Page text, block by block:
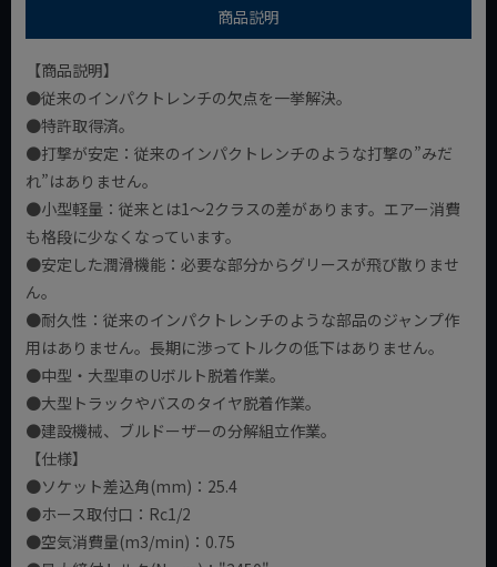
商品説明
【商品説明】
●従来のインパクトレンチの欠点を一挙解決。
●特許取得済。
●打撃が安定：従来のインパクトレンチのような打撃の”みだ
れ”はありません。
●小型軽量：従来とは1～2クラスの差があります。エアー消費
も格段に少なくなっています。
●安定した潤滑機能：必要な部分からグリースが飛び散りませ
ん。
●耐久性：従来のインパクトレンチのような部品のジャンプ作
用はありません。長期に渉ってトルクの低下はありません。
●中型・大型車のUボルト脱着作業。
●大型トラックやバスのタイヤ脱着作業。
●建設機械、ブルドーザーの分解組立作業。
【仕様】
●ソケット差込角(mm)：25.4
●ホース取付口：Rc1/2
●空気消費量(m3/min)：0.75